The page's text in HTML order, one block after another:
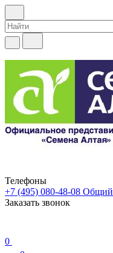
Телефоны
+7 (495) 080-48-08 Общий
Заказать звонок
0